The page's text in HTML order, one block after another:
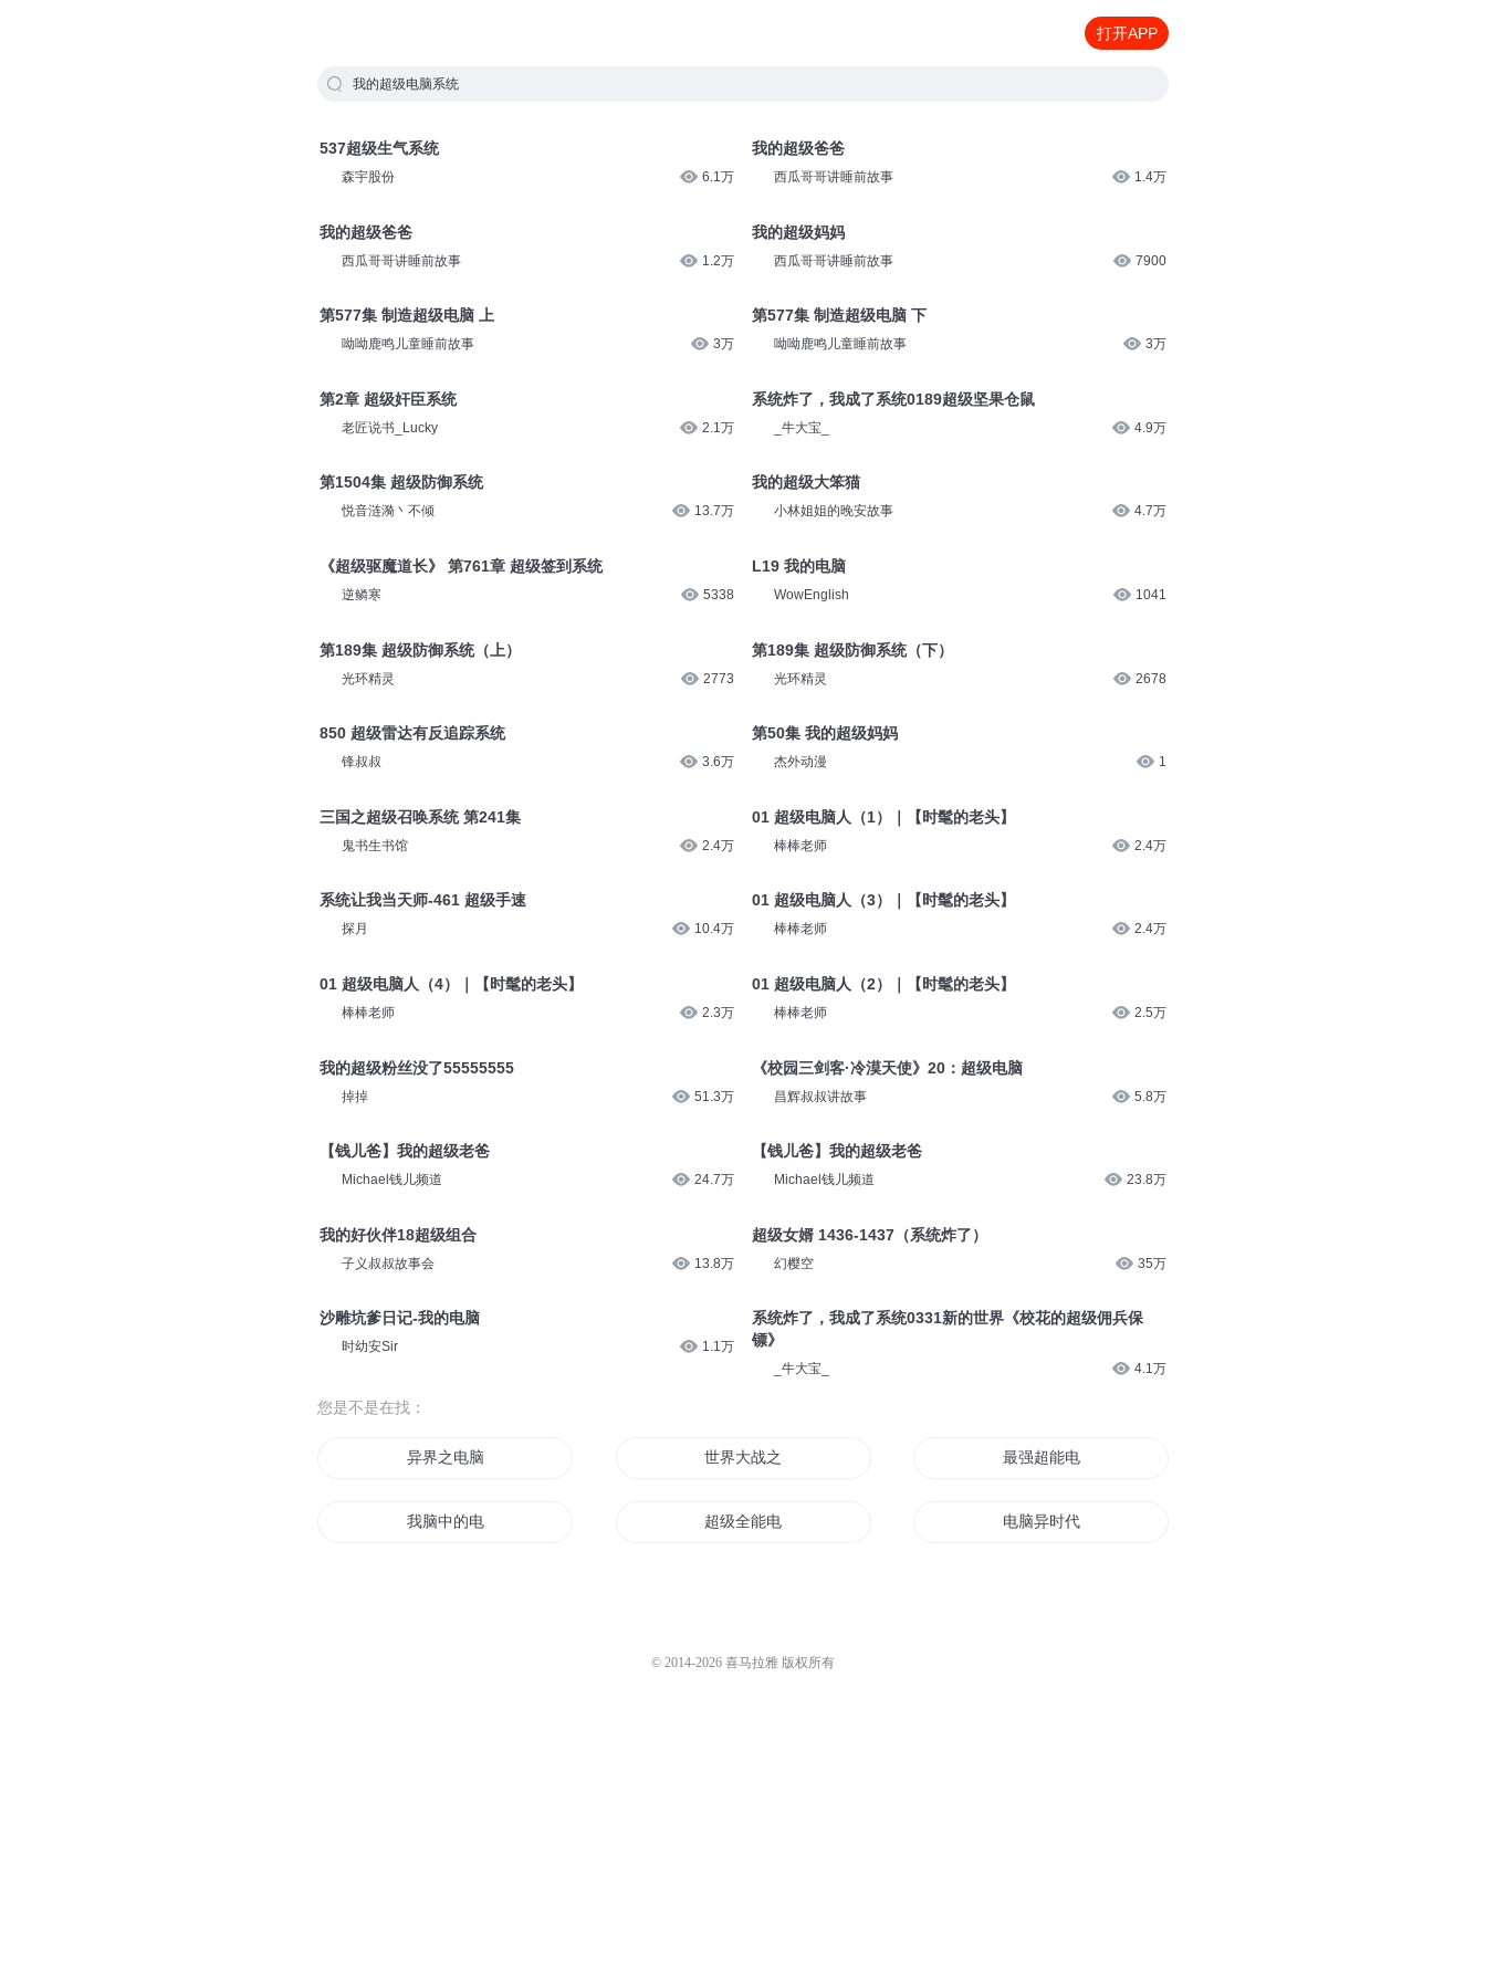
打开APP
我的超级电脑系统
537超级生气系统
森宇股份 6.1万
我的超级爸爸
西瓜哥哥讲睡前故事 1.2万
第577集 制造超级电脑 上
呦呦鹿鸣儿童睡前故事 3万
第2章 超级奸臣系统
老匠说书_Lucky 2.1万
第1504集 超级防御系统
悦音涟漪丶不倾 13.7万
《超级驱魔道长》 第761章 超级签到系统
逆鳞寒 5338
第189集 超级防御系统（上）
光环精灵 2773
850 超级雷达有反追踪系统
锋叔叔 3.6万
三国之超级召唤系统 第241集
鬼书生书馆 2.4万
系统让我当天师-461 超级手速
探月 10.4万
01 超级电脑人（4）｜【时髦的老头】
棒棒老师 2.3万
我的超级粉丝没了55555555
掉掉 51.3万
【钱儿爸】我的超级老爸
Michael钱儿频道 24.7万
我的好伙伴18超级组合
子义叔叔故事会 13.8万
沙雕坑爹日记-我的电脑
时幼安Sir 1.1万
我的超级爸爸
西瓜哥哥讲睡前故事 1.4万
我的超级妈妈
西瓜哥哥讲睡前故事 7900
第577集 制造超级电脑 下
呦呦鹿鸣儿童睡前故事 3万
系统炸了，我成了系统0189超级坚果仓鼠
_牛大宝_ 4.9万
我的超级大笨猫
小林姐姐的晚安故事 4.7万
L19 我的电脑
WowEnglish 1041
第189集 超级防御系统（下）
光环精灵 2678
第50集 我的超级妈妈
杰外动漫 1
01 超级电脑人（1）｜【时髦的老头】
棒棒老师 2.4万
01 超级电脑人（3）｜【时髦的老头】
棒棒老师 2.4万
01 超级电脑人（2）｜【时髦的老头】
棒棒老师 2.5万
《校园三剑客·冷漠天使》20：超级电脑
昌辉叔叔讲故事 5.8万
【钱儿爸】我的超级老爸
Michael钱儿频道 23.8万
超级女婿 1436-1437（系统炸了）
幻樱空 35万
系统炸了，我成了系统0331新的世界《校花的超级佣兵保
镖》
_牛大宝_ 4.1万
您是不是在找：
异界之电脑本是我 世界大战之电脑人 最强超能电脑
我脑中的电脑 超级全能电脑 电脑异时代
© 2014-2026 喜马拉雅 版权所有